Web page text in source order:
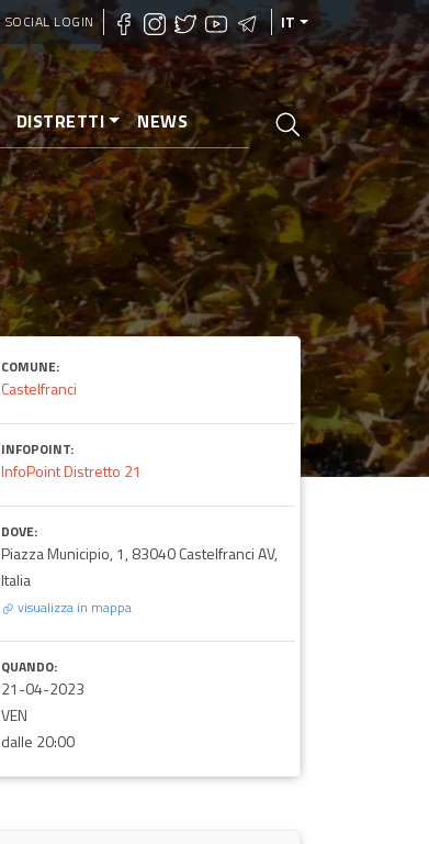
SOCIAL LOGIN IT
DISTRETTI NEWS
COMUNE:
Castelfranci
INFOPOINT:
InfoPoint Distretto 21
DOVE:
Piazza Municipio, 1, 83040 Castelfranci AV,
Italia
visualizza in mappa
QUANDO:
21-04-2023
VEN
dalle 20:00